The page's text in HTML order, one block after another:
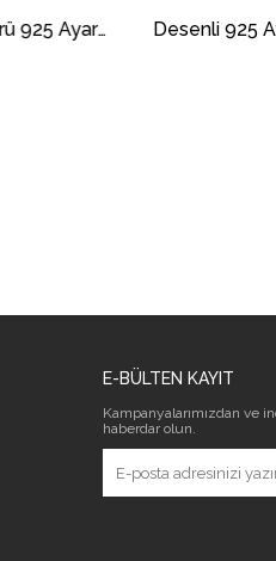
Davut Yıldız Süleyman Mührü 925 Ayar Gümüş Erkek Yüzük Desenli 925
E-BÜLTEN KAYIT
Kampanyalarımızdan ve
haberdar olun.